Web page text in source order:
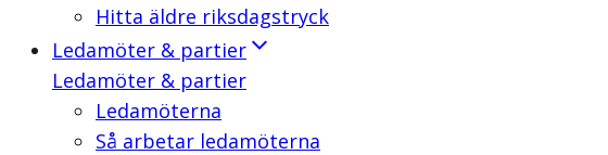
Hitta äldre riksdagstryck
Ledamöter & partier
Ledamöter & partier
Ledamöterna
Så arbetar ledamöterna